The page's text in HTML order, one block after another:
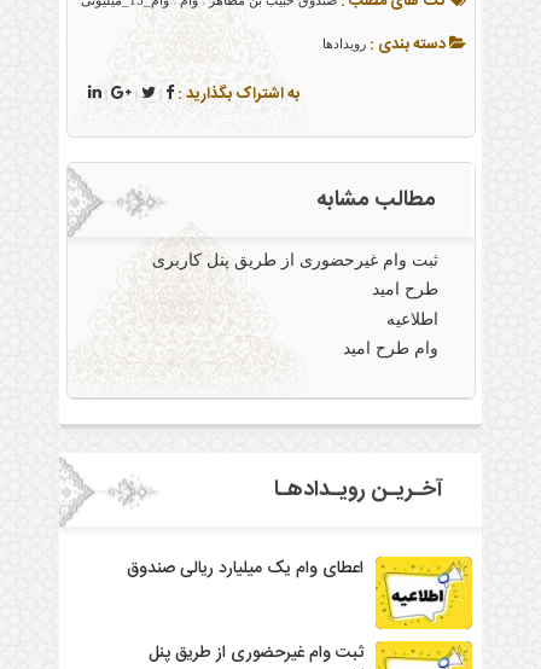
دسته بندی : رویدادها
به اشتراک بگذارید : |
|
|
مطالب مشابه
ثبت وام غیرحضوری از طریق پنل کاربری
طرح امید
اطلاعیه
وام طرح امید
آخـریـن رویـدادهـا
اعطای وام یک میلیارد ریالی صندوق
ثبت وام غیرحضوری از طریق پنل